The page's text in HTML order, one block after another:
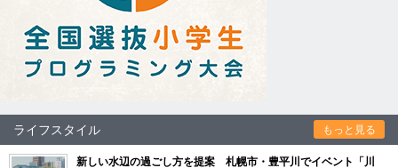
ライフスタイル もっと見る
新しい水辺の過ごし方を提案 札幌市・豊平川でイベント「川